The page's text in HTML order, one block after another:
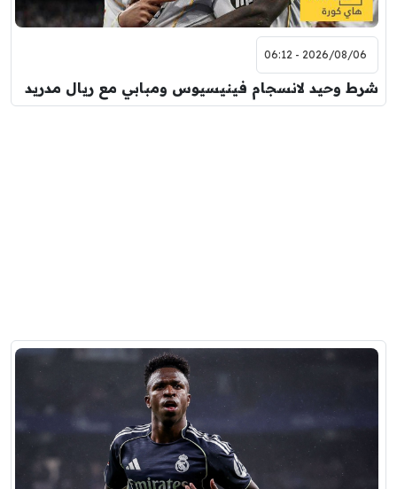
2026/08/06 - 06:12
شرط وحيد لانسجام فينيسيوس ومبابي مع ريال مدريد